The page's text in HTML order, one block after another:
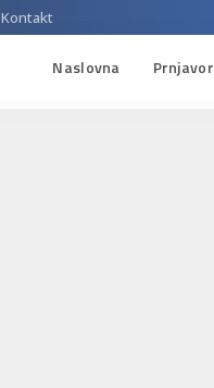
Kontakt
Naslovna Prnjavor